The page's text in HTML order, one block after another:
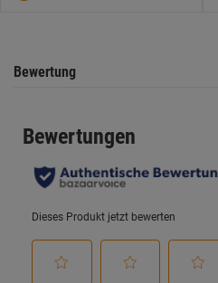
Bewertung